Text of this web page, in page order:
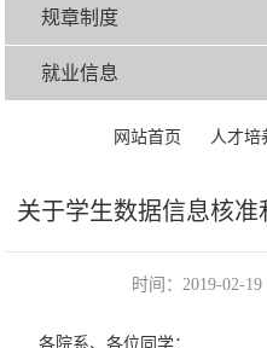
规章制度
就业信息
网站首页 人才培
关于学生数据信息核准
时间：2019-02-19
各院系、各位同学：